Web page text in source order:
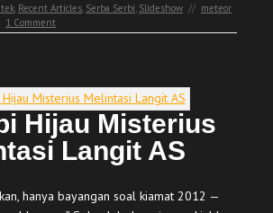
, Recent Articles, Serba Serbi, Slideshow // meteor
1 Comment
Hijau Misterius
Langit AS
hanya bayangan soal kiamat 2012 —